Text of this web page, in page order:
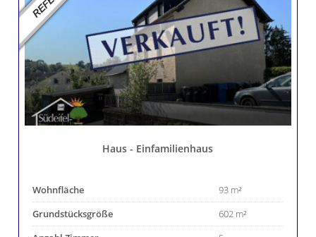
Haus - Einfamilienhaus
Wohnfläche
93 m²
Grundstücksgröße
602 m²